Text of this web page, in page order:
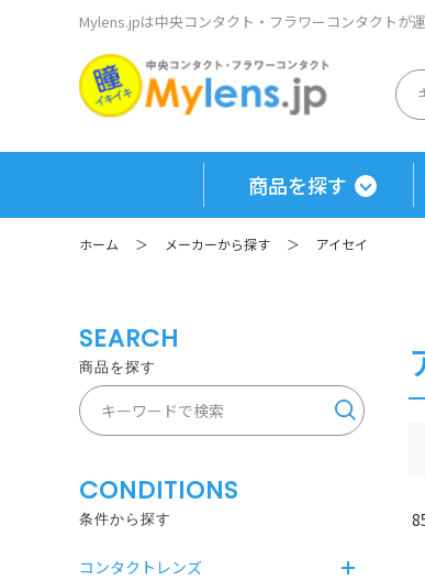
Mylens.jpは中央コンタクト・フラワーコンタクトが
商品を探す
ホーム ＞ メーカーから探す ＞ アイセイ
SEARCH
商品を探す
CONDITIONS
条件から探す
コンタクトレンズ